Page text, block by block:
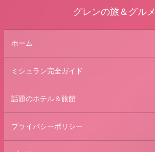
グレンの旅＆グルメ
ホーム
ミシュラン完全ガイド
話題のホテル＆旅館
プライバシーポリシー